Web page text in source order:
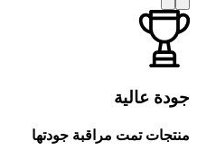
جودة عالية
منتجات تمت مراقبة جودتها